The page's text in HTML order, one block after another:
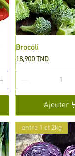
Brocoli
Prix
18,900 TND
Ajouter
entre 1 et 2kg